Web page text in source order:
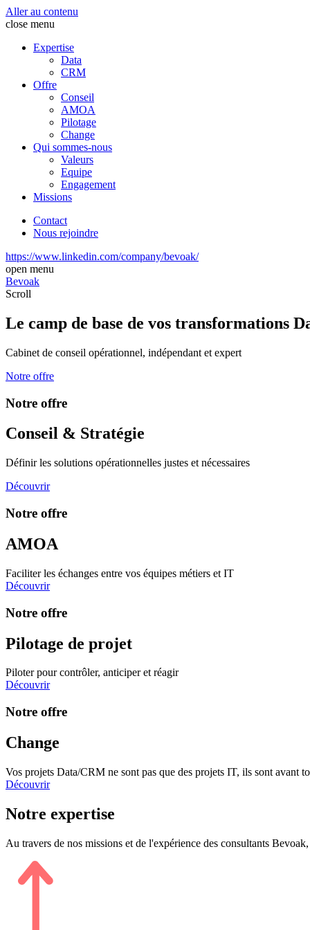
Aller au contenu
close menu
Expertise
Data
CRM
Offre
Conseil
AMOA
Pilotage
Change
Qui sommes-nous
Valeurs
Equipe
Engagement
Missions
Contact
Nous rejoindre
https://www.linkedin.com/company/bevoak/
open menu
Bevoak
Scroll
Le camp de base de vos transformations
Cabinet de conseil opérationnel, indépendant et expert
Notre offre
Notre offre
Conseil & Stratégie
Définir les solutions opérationnelles justes et nécessaires
Découvrir
Notre offre
AMOA
Faciliter les échanges entre vos équipes métiers et IT
Découvrir
Notre offre
Pilotage de projet
Piloter pour contrôler, anticiper et réagir
Découvrir
Notre offre
Change
Vos projets Data/CRM ne sont pas que des projets IT, ils sont avant
Découvrir
Notre expertise
Au travers de nos missions et de l'expérience des consultants